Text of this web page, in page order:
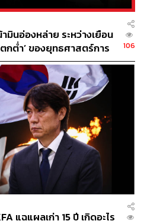
รื่องสิ่งแวดล้อมด้วย
าสพิเศษ และการผลักดันให้
วมถึงอยู่ในวงกว้างมากขึ้น เช่น
สถาบันทางการเงิน ดำเนิน
บที่เชื่อมโยงกับคำตัดสินครั้งนี้
ประชุม COP30 คือ การหา
โดยในช่วงที่ผ่านมา นัก
ลี่ยของโลกมีตัวเลขมากกว่า
กัดที่กำหนดไว้ตามข้อตกลง
ร อุณหภูมิโลกอาจพุ่งสูง 2.3-
เวศอาจล่มสลาย มนุษย์อาศัยอยู่
และความร้อนจัด
จใช้เวทีการประชุมครั้งนี้
มินอ่องหล่าย ระหว่างเยือน
กต่ำ’ ของยุทธศาสตร์การ
106
แฉแผลเก่า 15 ปี เกิดอะไร